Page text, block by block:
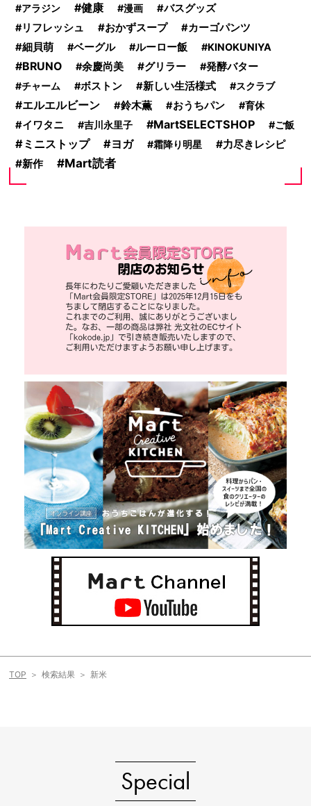
アラジン 健康 漫画
バスグッズ
リフレッシュ
おかずスープ
カーゴパンツ
細貝萌
ベーグル ルーロー飯 KINOKUNIYA
BRUNO 余慶尚美 グリラー 発酵バター
チャーム ボストン 新しい生活様式 スクラブ
エルエルビーン 鈴木薫 おうちパン 育休
イワタニ 吉川永里子 MartSELECTSHOP ご飯
ミニストップ ヨガ 霜降り明星
力尽きレシピ
新作
Mart読者
TOP 検索結果 新米
Special